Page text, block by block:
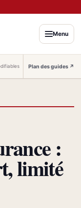
Menu
Plan des guides ↗
:
limité